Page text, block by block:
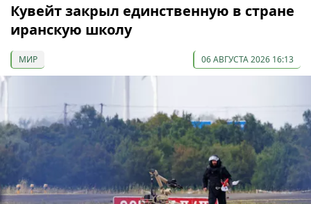
Кувейт закрыл единственную в стране
иранскую школу
МИР 06 АВГУСТА 2026 16:13